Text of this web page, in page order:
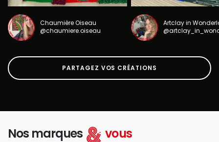
Chaumière Oiseau
@chaumiere.oiseau
Artclay in
PARTAGEZ VOS CRÉATIONS
Nos marques vous